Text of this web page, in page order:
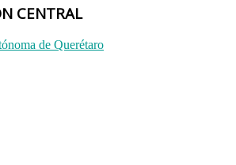
CENTRAL
de Querétaro